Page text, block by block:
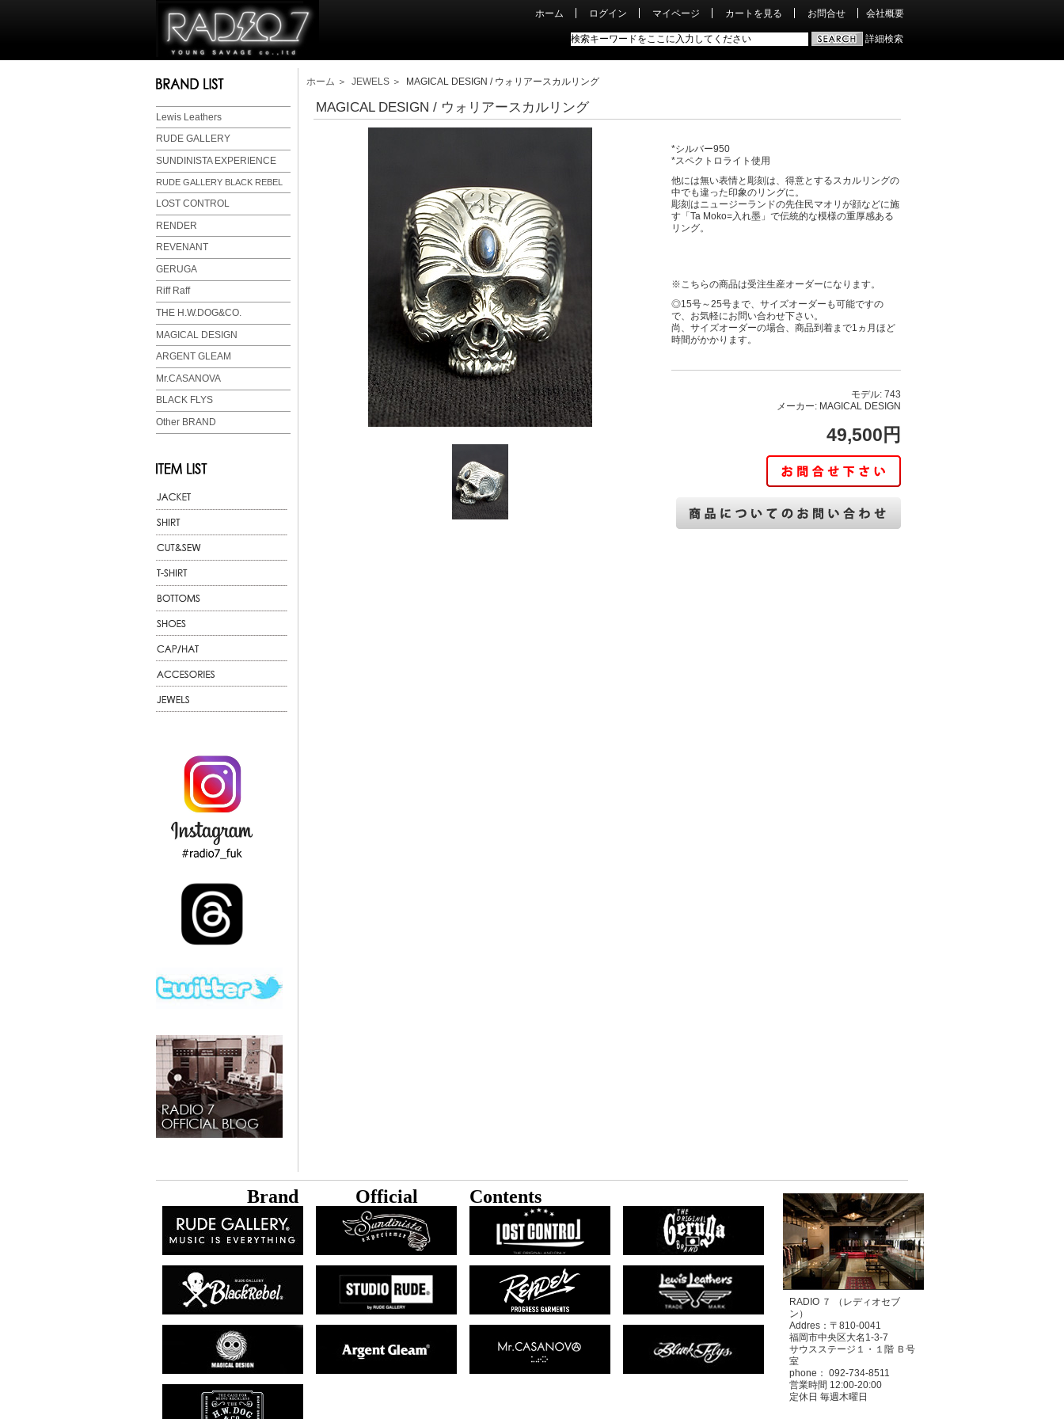
ホーム ログイン マイページ カートを見る お問合せ 会社概要
詳細検索
Lewis Leathers
RUDE GALLERY
SUNDINISTA EXPERIENCE
RUDE GALLERY BLACK REBEL
LOST CONTROL
RENDER
REVENANT
GERUGA
Riff Raff
THE H.W.DOG&CO.
MAGICAL DESIGN
ARGENT GLEAM
Mr.CASANOVA
BLACK FLYS
Other BRAND
ホーム ＞ JEWELS ＞ MAGICAL DESIGN / ウォリアースカルリング
MAGICAL DESIGN / ウォリアースカルリング
*シルバー950
*スペクトロライト使用
他には無い表情と彫刻は、得意とするスカルリングの
中でも違った印象のリングに。
彫刻はニュージーランドの先住民マオリが顔などに施
す「Ta Moko=入れ墨」で伝統的な模様の重厚感ある
リング。
※こちらの商品は受注生産オーダーになります。
◎15号～25号まで、サイズオーダーも可能ですの
で、お気軽にお問い合わせ下さい。
尚、サイズオーダーの場合、商品到着まで1ヵ月ほど
時間がかかります。
モデル: 743
メーカー: MAGICAL DESIGN
49,500円
Brand Official Contents
RADIO ７ （レディオセブ
ン）
Addres：〒810-0041
福岡市中央区大名1-3-7
サウスステージ１・１階 Ｂ号
室
phone： 092-734-8511
営業時間 12:00-20:00
定休日 毎週木曜日